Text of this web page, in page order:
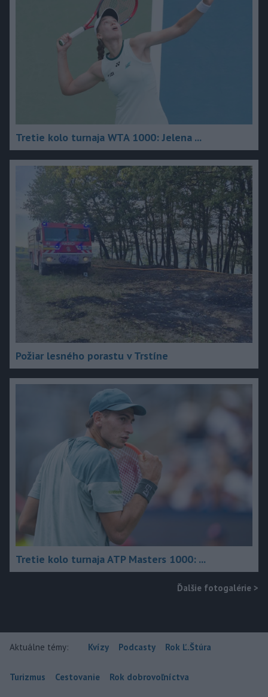
Tretie kolo turnaja WTA 1000: Jelena ...
Požiar lesného porastu v Trstíne
Tretie kolo turnaja ATP Masters 1000: ...
Ďalšie fotogalérie >
Aktuálne témy: Kvízy Podcasty Rok Ľ.Štúra
Turizmus Cestovanie Rok dobrovoľníctva